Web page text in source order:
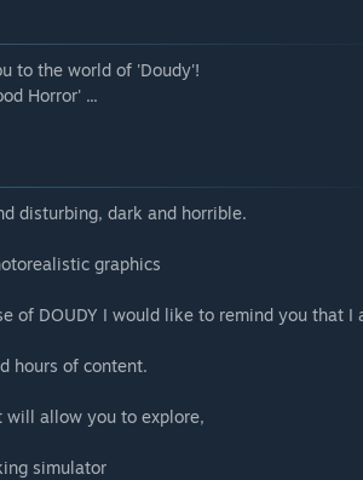
to the world of 'Doudy'!
Horror' ...
disturbing, dark and horrible.
graphics
of DOUDY I would like to remind you that
hours of content.
will allow you to explore,
simulator